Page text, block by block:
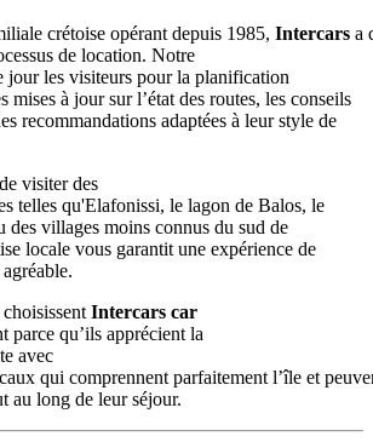
crétoise opérant depuis 1985, Intercars a
de location. Notre
jour les visiteurs pour la planification
mises à jour sur l’état des routes, les conseils
recommandations adaptées à leur style de
visiter des
telles qu'Elafonissi, le lagon de Balos, le
des villages moins connus du sud de
locale vous garantit une expérience de
Intercars car
parce qu’ils apprécient la
avec
qui comprennent parfaitement l’île et
au long de leur séjour.